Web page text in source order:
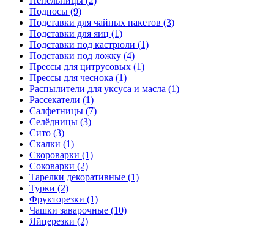
Подносы (9)
Подставки для чайных пакетов (3)
Подставки для яиц (1)
Подставки под кастрюли (1)
Подставки под ложку (4)
Прессы для цитрусовых (1)
Прессы для чеснока (1)
Распылители для уксуса и масла (1)
Рассекатели (1)
Салфетницы (7)
Селёдницы (3)
Сито (3)
Скалки (1)
Скороварки (1)
Соковарки (2)
Тарелки декоративные (1)
Турки (2)
Фрукторезки (1)
Чашки заварочные (10)
Яйцерезки (2)